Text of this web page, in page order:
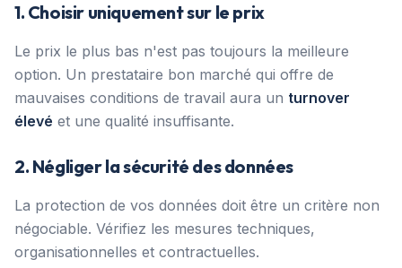
1. Choisir uniquement sur le prix
Le prix le plus bas n'est pas toujours la meilleure
option. Un prestataire bon marché qui offre de
mauvaises conditions de travail aura un turnover
élevé et une qualité insuffisante.
2. Négliger la sécurité des données
La protection de vos données doit être un critère non
négociable. Vérifiez les mesures techniques,
organisationnelles et contractuelles.